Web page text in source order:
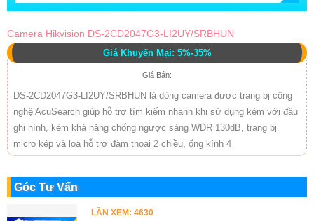
Camera Hikvision DS-2CD2047G3-LI2UY/SRBHUN
Giá Khuyến Mại: 5%-35%
Giá Bán:
DS-2CD2047G3-LI2UY/SRBHUN là dòng camera được trang bị công
nghệ AcuSearch giúp hỗ trợ tìm kiếm nhanh khi sử dụng kèm với đầu
ghi hình, kèm khả năng chống ngược sáng WDR 130dB, trang bị
micro kép và loa hỗ trợ đàm thoại 2 chiều, ống kính 4
Góc Tư Vấn
LẦN XEM: 4630